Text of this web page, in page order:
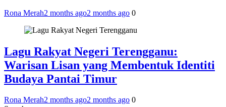
Rona Merah2 months ago2 months ago 0
Lagu Rakyat Negeri Terengganu:
Warisan Lisan yang Membentuk Identiti
Budaya Pantai Timur
Rona Merah2 months ago2 months ago 0